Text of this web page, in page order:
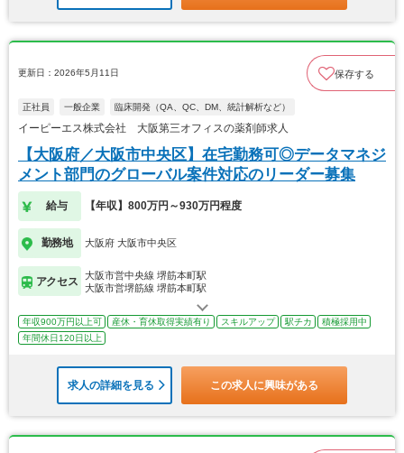
更新日：2026年5月11日 保存する
正社員 一般企業 臨床開発（QA、QC、DM、統計解析など）
イーピーエス株式会社 大阪第三オフィスの薬剤師求人
【大阪府／大阪市中央区】在宅勤務可◎データマネジ
メント部門のグローバル案件対応のリーダー募集
給与 【年収】800万円～930万円程度
勤務地 大阪府 大阪市中央区
アクセス
大阪市営中央線 堺筋本町駅
大阪市営堺筋線 堺筋本町駅
年収900万円以上可 産休・育休取得実績有り スキルアップ 駅チカ
積極採用中
年間休日120日以上
求人の詳細を見る この求人に興味がある